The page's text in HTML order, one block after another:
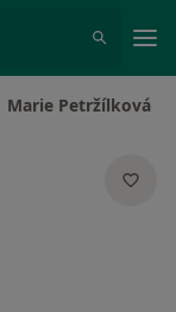
města
Marie Petržílková